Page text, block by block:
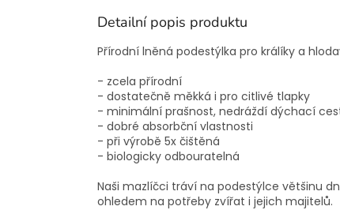
Detailní popis produktu
Přírodní lněná podestýlka pro králíky a
- zcela přírodní
- dostatečně měkká i pro citlivé tlapky
- minimální prašnost, nedráždí dýchací
- dobré absorbční vlastnosti
- při výrobě 5x čištěná
- biologicky odbouratelná
Naši mazlíčci tráví na podestýlce většinu
ohledem na potřeby zvířat i jejich majitelů.